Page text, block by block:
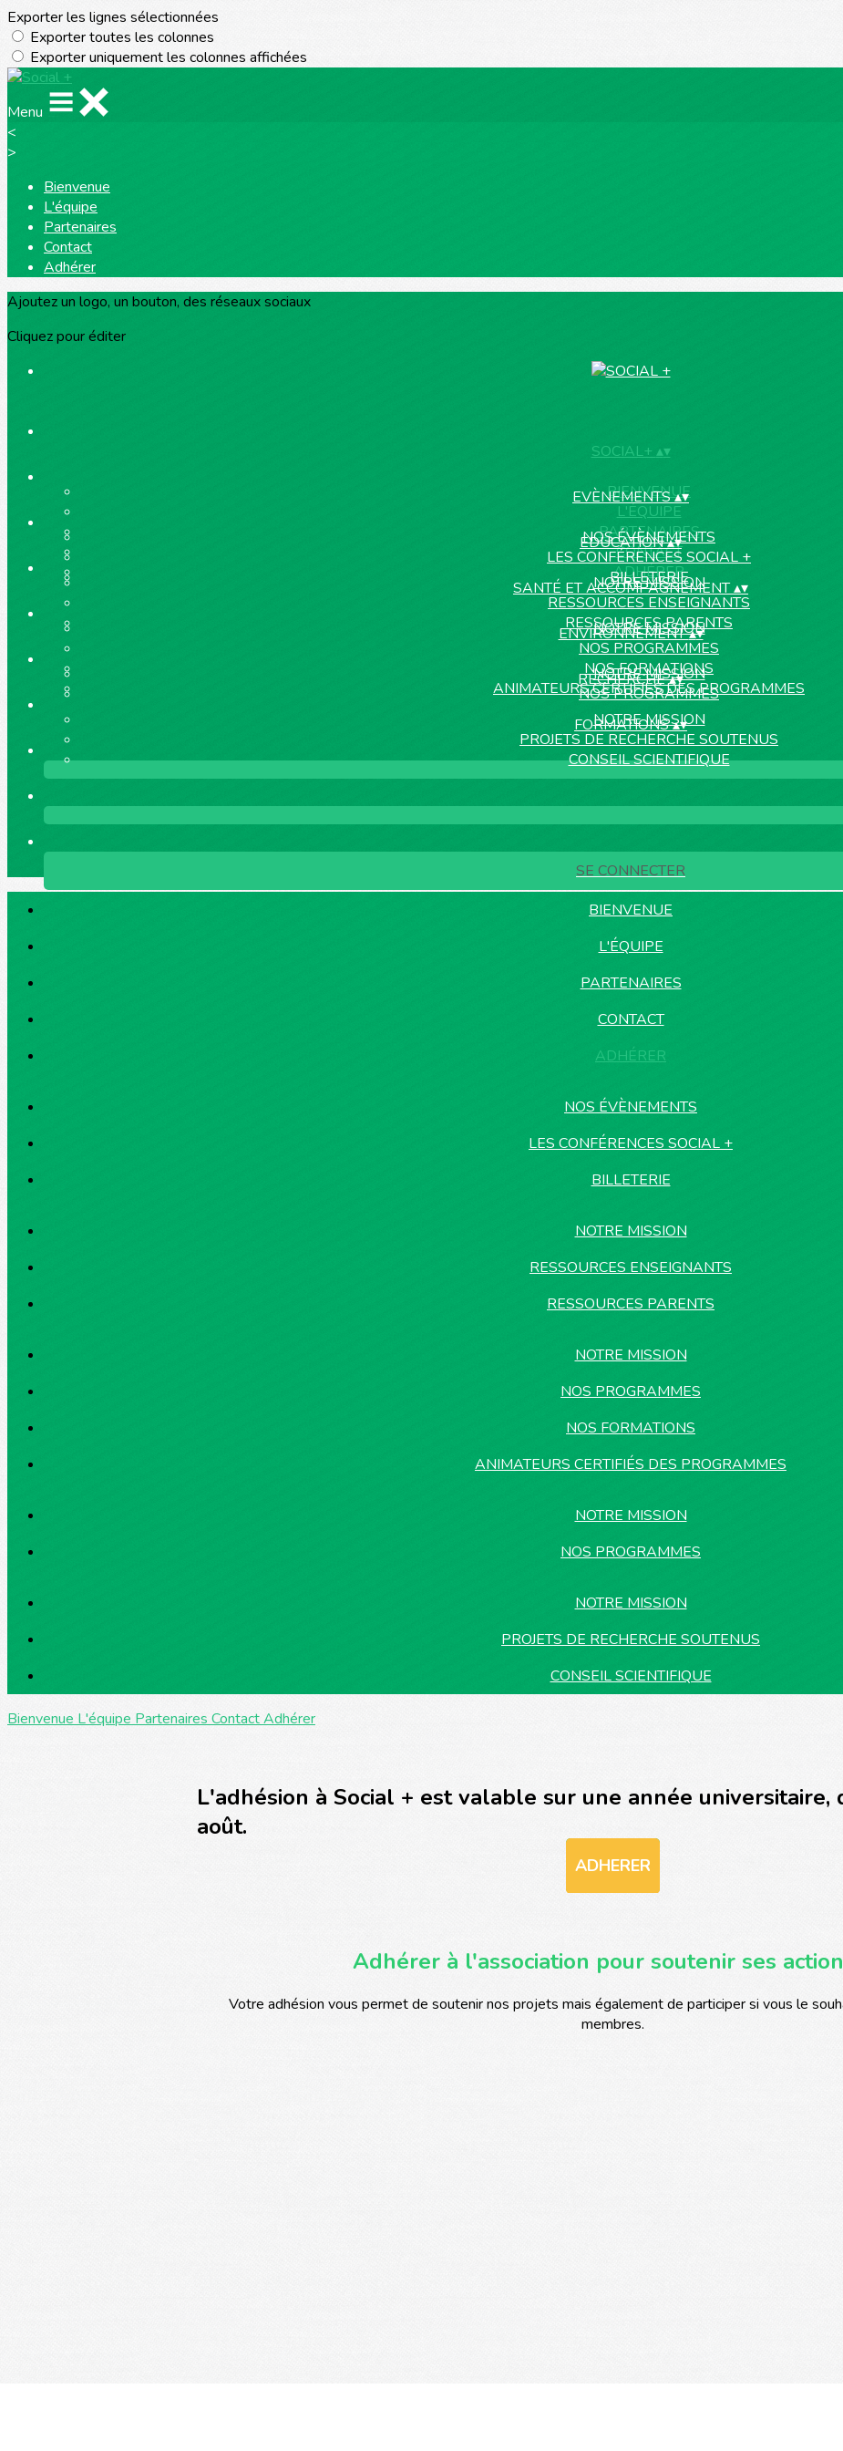
Exporter les lignes sélectionnées
Exporter toutes les colonnes
Exporter uniquement les colonnes affichées
Menu
<
>
Bienvenue
L'équipe
Partenaires
Contact
Adhérer
Ajoutez un logo, un bouton, des réseaux sociaux
Cliquez pour éditer
SOCIAL+ ▴▾
BIENVENUE
L'ÉQUIPE
PARTENAIRES
CONTACT
ADHÉRER
EVÈNEMENTS▴▾
NOS ÉVÈNEMENTS
LES CONFÉRENCES SOCIAL +
BILLETERIE
EDUCATION▴▾
NOTRE MISSION
RESSOURCES ENSEIGNANTS
RESSOURCES PARENTS
SANTÉ ET ACCOMPAGNEMENT▴▾
NOTRE MISSION
NOS PROGRAMMES
NOS FORMATIONS
ANIMATEURS CERTIFIÉS DES PROGRAMMES
ENVIRONNEMENT▴▾
NOTRE MISSION
NOS PROGRAMMES
RECHERCHE▴▾
NOTRE MISSION
PROJETS DE RECHERCHE SOUTENUS
CONSEIL SCIENTIFIQUE
FORMATIONS▴▾
SE CONNECTER
BIENVENUE
L'ÉQUIPE
PARTENAIRES
CONTACT
ADHÉRER
NOS ÉVÈNEMENTS
LES CONFÉRENCES SOCIAL +
BILLETERIE
NOTRE MISSION
RESSOURCES ENSEIGNANTS
RESSOURCES PARENTS
NOTRE MISSION
NOS PROGRAMMES
NOS FORMATIONS
ANIMATEURS CERTIFIÉS DES PROGRAMMES
NOTRE MISSION
NOS PROGRAMMES
NOTRE MISSION
PROJETS DE RECHERCHE SOUTENUS
CONSEIL SCIENTIFIQUE
Bienvenue L'équipe Partenaires ContactAdhérer
L'adhésion à Social + est valable sur une année universitaire,
août.
ADHERER
Adhérer à l'association pour soutenir ses
Votre adhésion vous permet de soutenir nos projets mais également de participer si vous le
membres.